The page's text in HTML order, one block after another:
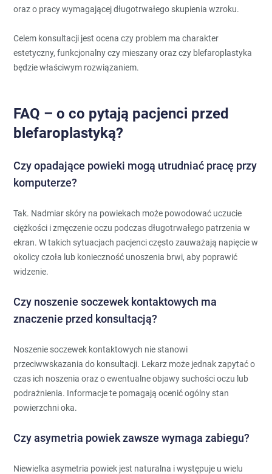
oraz o pracy wymagającej długotrwałego skupienia wzroku.
Celem konsultacji jest ocena czy problem ma charakter
estetyczny, funkcjonalny czy mieszany oraz czy blefaroplastyka
będzie właściwym rozwiązaniem.
FAQ – o co pytają pacjenci przed
blefaroplastyką?
Czy opadające powieki mogą utrudniać pracę przy
komputerze?
Tak. Nadmiar skóry na powiekach może powodować uczucie
ciężkości i zmęczenie oczu podczas długotrwałego patrzenia w
ekran. W takich sytuacjach pacjenci często zauważają napięcie w
okolicy czoła lub konieczność unoszenia brwi, aby poprawić
widzenie.
Czy noszenie soczewek kontaktowych ma
znaczenie przed konsultacją?
Noszenie soczewek kontaktowych nie stanowi
przeciwwskazania do konsultacji. Lekarz może jednak zapytać o
czas ich noszenia oraz o ewentualne objawy suchości oczu lub
podrażnienia. Informacje te pomagają ocenić ogólny stan
powierzchni oka.
Czy asymetria powiek zawsze wymaga zabiegu?
Niewielka asymetria powiek jest naturalna i występuje u wielu